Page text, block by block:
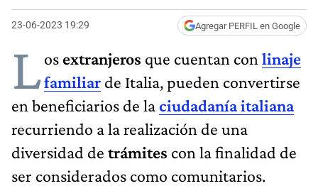
23-06-2023 19:29 Agregar PERFIL en Google
Los extranjeros que cuentan con linaje
familiar de Italia, pueden convertirse
en beneficiarios de laciudadanía italiana
recurriendo a la realización de una
diversidad de trámites con la finalidad de
ser considerados como comunitarios.